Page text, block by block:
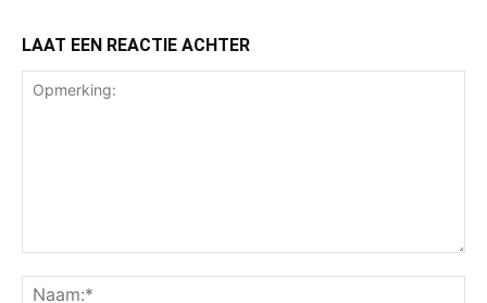
LAAT EEN REACTIE ACHTER